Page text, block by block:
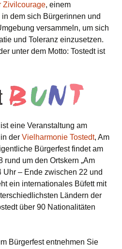
Zivilcourage, einem
dem sich Bürgerinnen und
versammeln, um sich
und Toleranz einzusetzen.
unter dem Motto: Tostedt ist
eine Veranstaltung am
der Vielharmonie Tostedt, Am
Bürgerfest findet am
rund um den Ortskern „Am
Uhr – Ende zwischen 22 und
ein internationales Büfett mit
Ländern der
über 90 Nationalitäten
Bürgerfest entnehmen Sie